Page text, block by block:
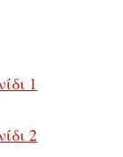
1
2